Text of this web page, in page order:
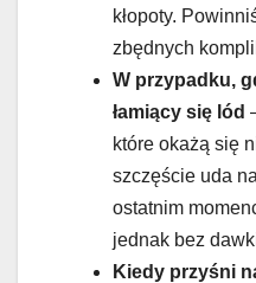
kłopoty.
zbędnych
W przypadku,
łamiący się lód
które okażą się
szczęście uda
ostatnim
jednak bez
Kiedy przyśni